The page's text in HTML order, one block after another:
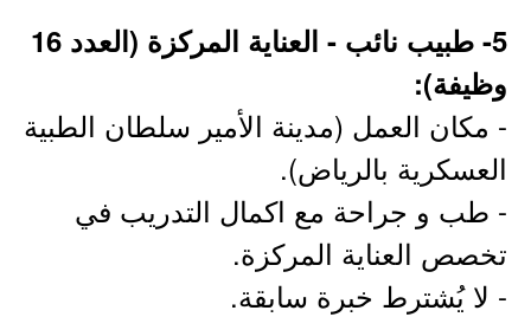
5- طبيب نائب - العناية المركزة (العدد 16
وظيفة):
- مكان العمل (مدينة الأمير سلطان الطبية
العسكرية بالرياض).
- طب و جراحة مع اكمال التدريب في
تخصص العناية المركزة.
- لا يُشترط خبرة سابقة.